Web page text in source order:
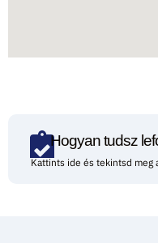
Hogyan tudsz
Kattints ide és tekintsd meg